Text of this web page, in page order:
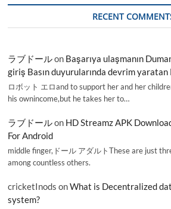
RECENT
ラブドールon Başarıya ulaşmanın
giriş Basın duyurularında devrim
ロボット エロand to support her and her
his ownincome,but he takes her to…
ラブドールon HD Streamz APK
For Android
middle finger,ドール アダルトThese are just
among countless others.
cricketInods onWhat is Decentralized
system?